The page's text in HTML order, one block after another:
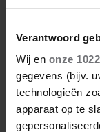
Verantwoord
Wij en onze
gegevens (bijv.
technologieën
apparaat op te
De